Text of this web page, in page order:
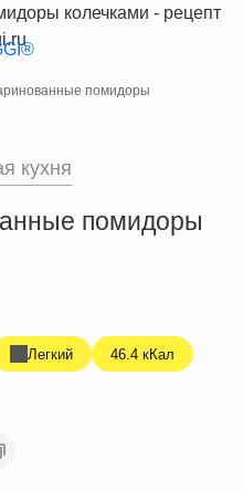
помидоры
кухня
помидоры
Легкий 46.4 кКал